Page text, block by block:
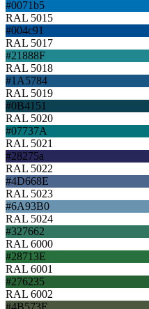
#0071b5
RAL 5015
#004c91
RAL 5017
#21888F
RAL 5018
#1A5784
RAL 5019
#0B4151
RAL 5020
#07737A
RAL 5021
#28275a
RAL 5022
#4D668E
RAL 5023
#6A93B0
RAL 5024
#327662
RAL 6000
#28713E
RAL 6001
#276235
RAL 6002
#4B573E